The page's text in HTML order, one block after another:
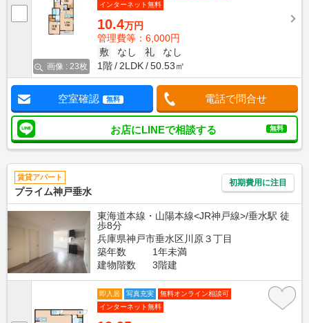
画像 : 23枚
インターネット無料
10.4万円
管理費等：6,000円
敷
なし 礼
なし
1階
2LDK 50.53㎡
空室確認 無料 電話で問合せ
お店にLINEで相談する 無料
賃貸アパート
プライム神戸垂水
初期費用に注目
東海道本線・山陽本線<JR神戸線>/垂水駅 徒
歩8分
兵庫県神戸市垂水区川原３丁目
築年数
1年未満
建物階数
3階建
即入居 写真充実
無料オンライン相談可
インターネット無料